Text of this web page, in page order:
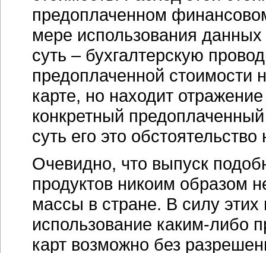
предоплаченном
мере использования данных
суть – бухгалтерскую
предоплаченной стоимости
карте, но находит
конкретный
суть его это
Очевидно, что выпуск
продуктов никоим образом
массы в стране. В силу
использование каким-либо
карт возможно без